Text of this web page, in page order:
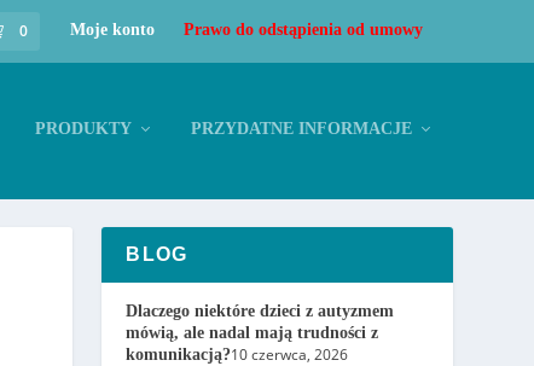
0 Moje konto Prawo do odstąpienia od umowy
PRODUKTY PRZYDATNE INFORMACJE
BLOG
Dlaczego niektóre dzieci z autyzmem
mówią, ale nadal mają trudności z
komunikacją?10 czerwca, 2026